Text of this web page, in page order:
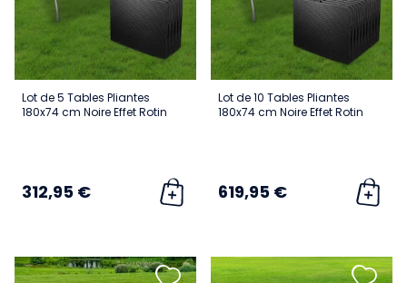
Lot de 5 Tables Pliantes
180x74 cm Noire Effet Rotin
312,95 €
Lot de 10 Tables Pliantes
180x74 cm Noire Effet Rotin
619,95 €